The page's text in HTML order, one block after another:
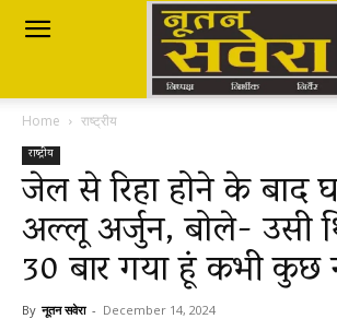
Nutan
Savera
नूतन
सवेरा
Home राष्ट्रीय
राष्ट्रीय
जेल से रिहा होने के बाद
अल्लू अर्जुन, बोले- उसी
30 बार गया हूं कभी
By नूतन सवेरा - December 14, 2024